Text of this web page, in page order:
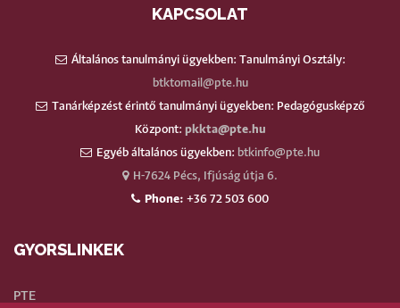
KAPCSOLAT
Általános tanulmányi ügyekben: Tanulmányi Osztály:
btktomail@pte.hu
Tanárképzést érintő tanulmányi ügyekben: Pedagógusképző
Központ: pkkta@pte.hu
Egyéb általános ügyekben: btkinfo@pte.hu
H-7624 Pécs, Ifjúság útja 6.
Phone: +36 72 503 600
GYORSLINKEK
PTE